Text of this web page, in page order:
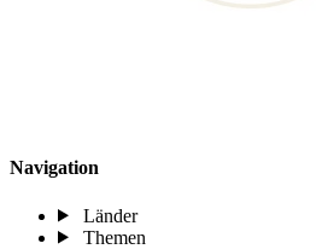
Navigation
Länder
Themen